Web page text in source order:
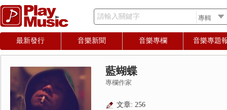
請輸入關鍵字
最新發行 音樂新聞 音樂專欄 音樂專題
藍蝴蝶
專欄作家
文章: 256